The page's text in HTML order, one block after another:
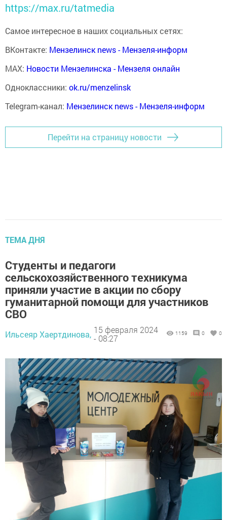
https://max.ru/tatmedia
Самое интересное в наших социальных сетях:
ВКонтакте: Мензелинск news - Мензеля-информ
MAX: Новости Мензелинска - Мензеля онлайн
Одноклассники: ok.ru/menzelinsk
Telegram-канал: Мензелинск news - Мензеля-информ
Перейти на страницу новости
ТЕМА ДНЯ
Студенты и педагоги
сельскохозяйственного техникума
приняли участие в акции по сбору
гуманитарной помощи для участников
СВО
Ильсеяр Хаертдинова, 15 февраля 2024
- 08:27
1159 0 0